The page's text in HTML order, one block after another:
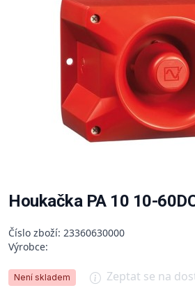
Houkačka PA 10 10-
Číslo zboží: 23360630000
Výrobce:
Není skladem Zeptat se na